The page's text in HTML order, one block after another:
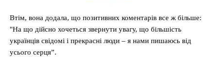
Втім, вона додала, що позитивних коментарів все ж більше:
"На що дійсно хочеться звернути увагу, що більшість
українців свідомі і прекрасні люди – я нами пишаюсь від
усього серця”.